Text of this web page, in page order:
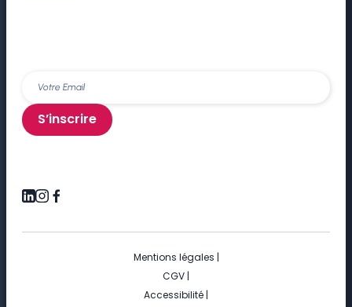
S’inscrire
Mentions légales |
CGV |
Accessibilité |